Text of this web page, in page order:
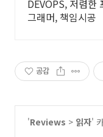
DEVOPS, 저렴한
그래머, 책임시공
공감
'Reviews > 읽자'